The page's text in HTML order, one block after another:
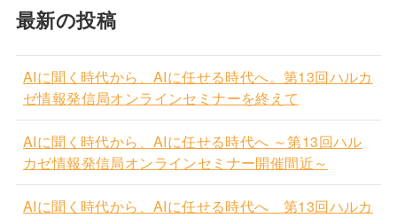
最新の投稿
AIに聞く時代から、AIに任せる時代へ。第13回ハルカ
ゼ情報発信局オンラインセミナーを終えて
AIに聞く時代から、AIに任せる時代へ ～第13回ハル
カゼ情報発信局オンラインセミナー開催間近～
AIに聞く時代から、AIに任せる時代へ 第13回ハルカ